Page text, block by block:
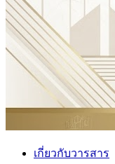
เกี่ยวกับวารสาร